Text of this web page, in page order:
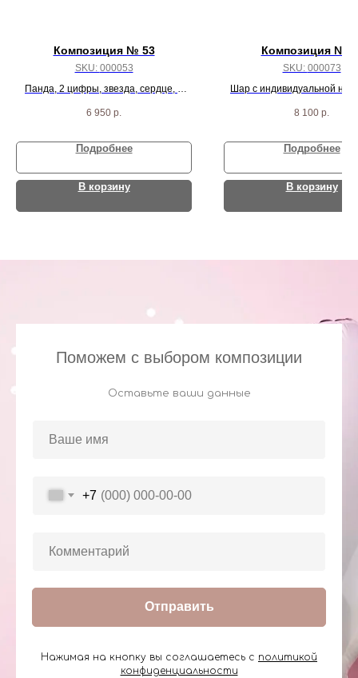
Композиция № 53
SKU: 000053
Панда, 2 цифры, звезда, сердце, 3
серебрянных шарика
6 950 р.
Подробнее
В корзину
Композиция №
SKU: 000073
Шар с индивидуальной
зеленых шаров
8 100 р.
Подробнее
В корзину
Поможем с выбором композиции
Оставьте ваши данные
+7
Отправить
Нажимая на кнопку вы соглашаетесь с политикой
конфиденциальности